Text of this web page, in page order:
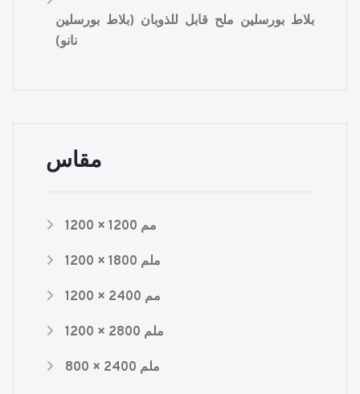
بلاط بورسلين ملح قابل للذوبان (بلاط بورسلين
نانو)
مقاس
1200 × 1200 مم
1200 × 1800 ملم
1200 × 2400 مم
1200 × 2800 ملم
800 × 2400 ملم